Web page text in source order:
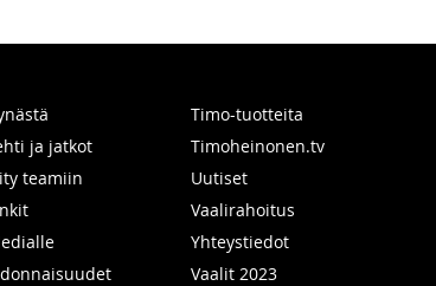
ja jatkot
teamiin
Timo-tuotteita
Timoheinonen.tv
Uutiset
Vaalirahoitus
Yhteystiedot
Vaalit 2023